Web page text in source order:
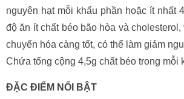
nguyên hạt mỗi khẩu phần hoặc ít nhất
độ ăn ít chất béo bão hòa và
chuyển hóa càng tốt, có thể làm giảm
Chứa tổng cộng 4,5g chất béo trong mỗi
ĐẶC ĐIỂM NỔI BẬT